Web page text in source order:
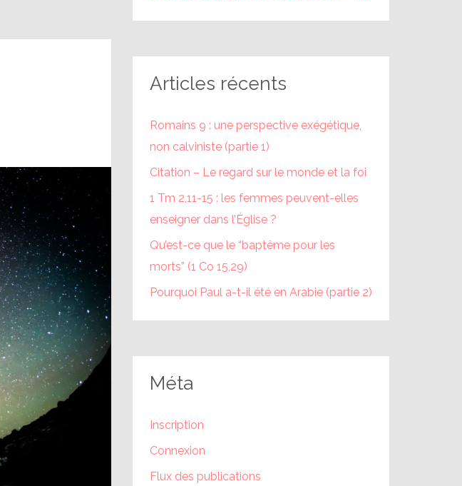
Articles récents
Romains 9 : une perspective exégétique,
non calviniste (partie 1)
Citation – Le regard sur le monde et la foi
1 Tm 2,11-15 : les femmes peuvent-elles
enseigner dans l’Église ?
Qu’est-ce que le “baptême pour les
morts” (1 Co 15,29)
Pourquoi Paul a-t-il été en Arabie (partie 2)
Méta
Inscription
Connexion
Flux des publications